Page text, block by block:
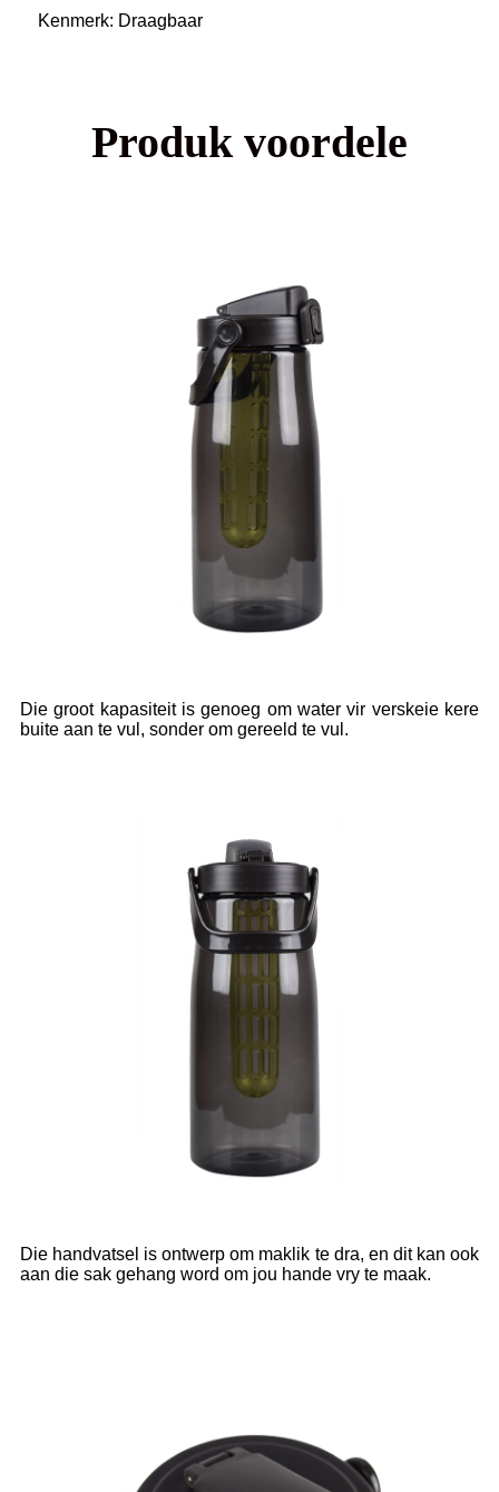
Kenmerk: Draagbaar
Produk voordele
Die groot kapasiteit is genoeg om water vir verskeie kere
buite aan te vul, sonder om gereeld te vul.
Die handvatsel is ontwerp om maklik te dra, en dit kan ook
aan die sak gehang word om jou hande vry te maak.